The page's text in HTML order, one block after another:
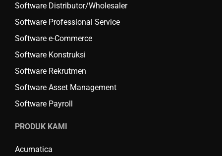
Software Distributor/Wholesaler
Software Professional Service
Software e-Commerce
Software Konstruksi
Software Rekrutmen
Software Asset Management
Software Payroll
PRODUK KAMI
Acumatica